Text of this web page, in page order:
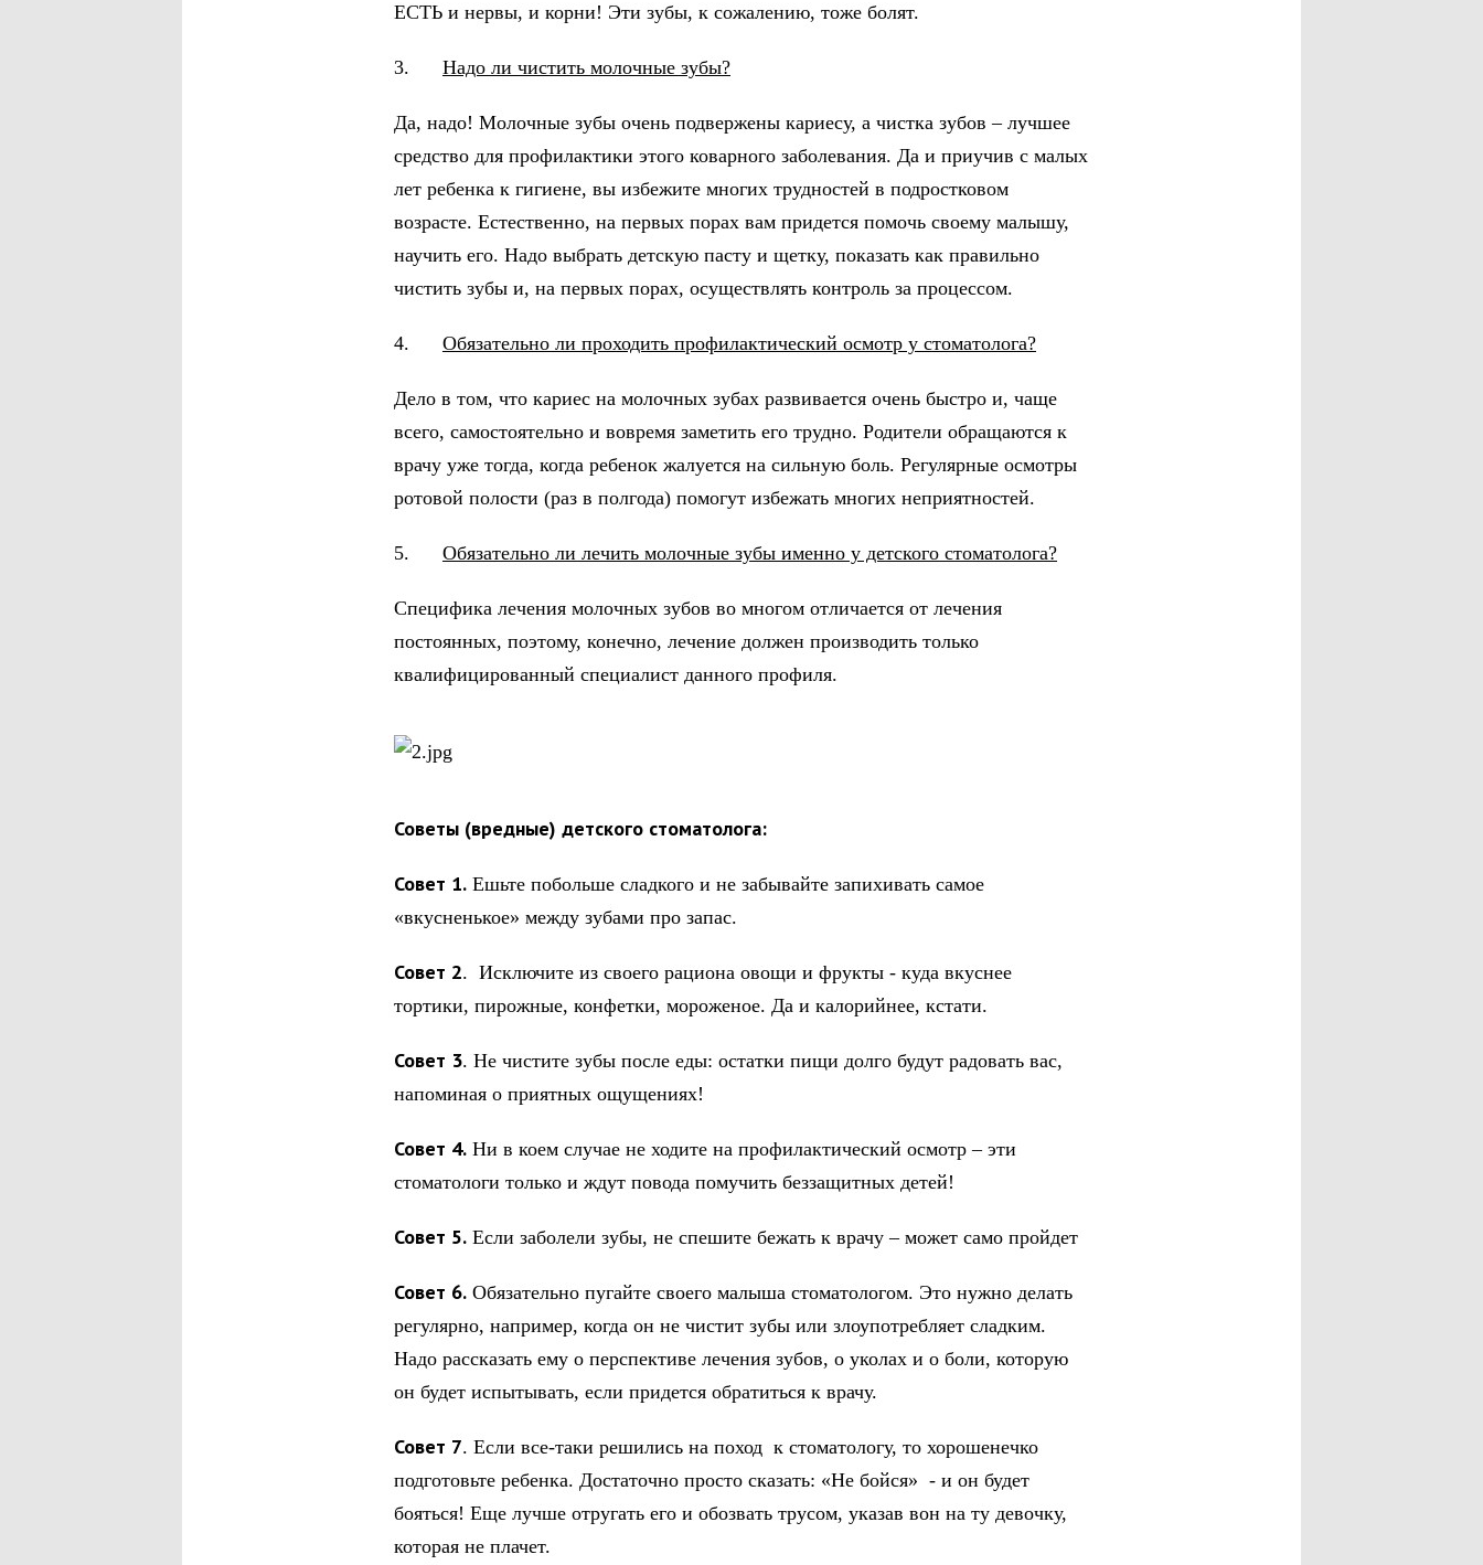
ЕСТЬ и нервы, и корни! Эти зубы, к сожалению, тоже болят.
3. Надо ли чистить молочные зубы?
Да, надо! Молочные зубы очень подвержены кариесу, а чистка зубов – лучшее
средство для профилактики этого коварного заболевания. Да и приучив с малых
лет ребенка к гигиене, вы избежите многих трудностей в подростковом
возрасте. Естественно, на первых порах вам придется помочь своему малышу,
научить его. Надо выбрать детскую пасту и щетку, показать как правильно
чистить зубы и, на первых порах, осуществлять контроль за процессом.
4. Обязательно ли проходить профилактический осмотр у стоматолога?
Дело в том, что кариес на молочных зубах развивается очень быстро и, чаще
всего, самостоятельно и вовремя заметить его трудно. Родители обращаются к
врачу уже тогда, когда ребенок жалуется на сильную боль. Регулярные осмотры
ротовой полости (раз в полгода) помогут избежать многих неприятностей.
5. Обязательно ли лечить молочные зубы именно у детского стоматолога?
Специфика лечения молочных зубов во многом отличается от лечения
постоянных, поэтому, конечно, лечение должен производить только
квалифицированный специалист данного профиля.
Советы (вредные) детского стоматолога:
Совет 1. Ешьте побольше сладкого и не забывайте запихивать самое
«вкусненькое» между зубами про запас.
Совет 2. Исключите из своего рациона овощи и фрукты - куда вкуснее
тортики, пирожные, конфетки, мороженое. Да и калорийнее, кстати.
Совет 3. Не чистите зубы после еды: остатки пищи долго будут радовать вас,
напоминая о приятных ощущениях!
Совет 4. Ни в коем случае не ходите на профилактический осмотр – эти
стоматологи только и ждут повода помучить беззащитных детей!
Совет 5. Если заболели зубы, не спешите бежать к врачу – может само пройдет
Совет 6. Обязательно пугайте своего малыша стоматологом. Это нужно делать
регулярно, например, когда он не чистит зубы или злоупотребляет сладким.
Надо рассказать ему о перспективе лечения зубов, о уколах и о боли, которую
он будет испытывать, если придется обратиться к врачу.
Совет 7. Если все-таки решились на поход к стоматологу, то хорошенечко
подготовьте ребенка. Достаточно просто сказать: «Не бойся» - и он будет
бояться! Еще лучше отругать его и обозвать трусом, указав вон на ту девочку,
которая не плачет.